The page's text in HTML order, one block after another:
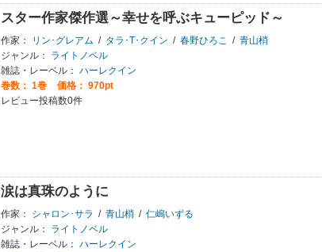
スター作家傑作選～幸せを呼ぶキューピッド～
作家： リン･グレアム / タラ･T･クイン / 春野ひろこ / 青山梢
ジャンル：
ライトノベル
雑誌・レーベル： ハーレクイン
巻数： 1巻
価格： 970pt
レビュー投稿数0件
涙は真珠のように
作家： シャロン･サラ / 青山梢 / 仁嶋いずる
ジャンル：
ライトノベル
雑誌・レーベル： ハーレクイン